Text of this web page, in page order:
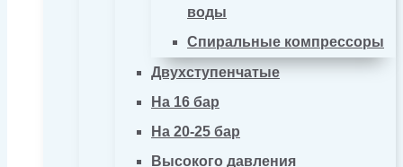
воды
Спиральные компрессоры
Двухступенчатые
На 16 бар
На 20-25 бар
Высокого давления